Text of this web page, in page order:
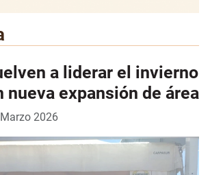
a liderar el invierno
nueva expansión de área
2026